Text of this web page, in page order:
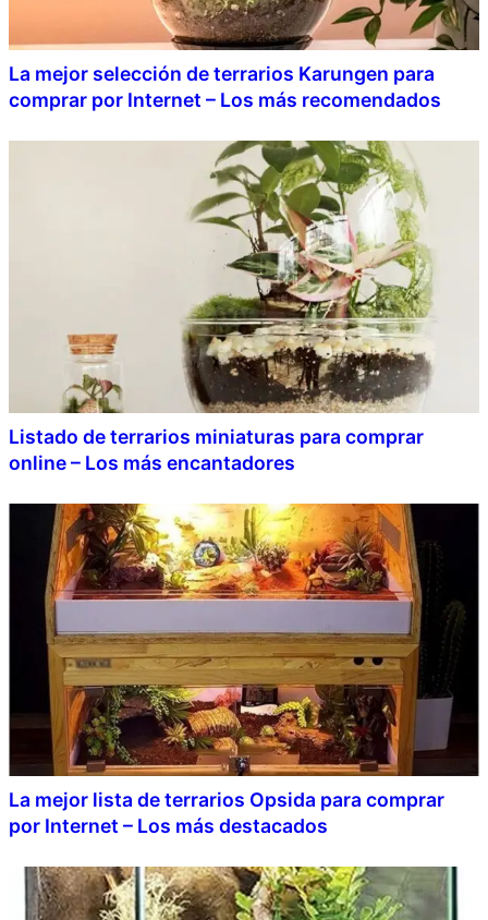
La mejor selección de terrarios Karungen para
comprar por Internet – Los más recomendados
Listado de terrarios miniaturas para comprar
online – Los más encantadores
La mejor lista de terrarios Opsida para comprar
por Internet – Los más destacados